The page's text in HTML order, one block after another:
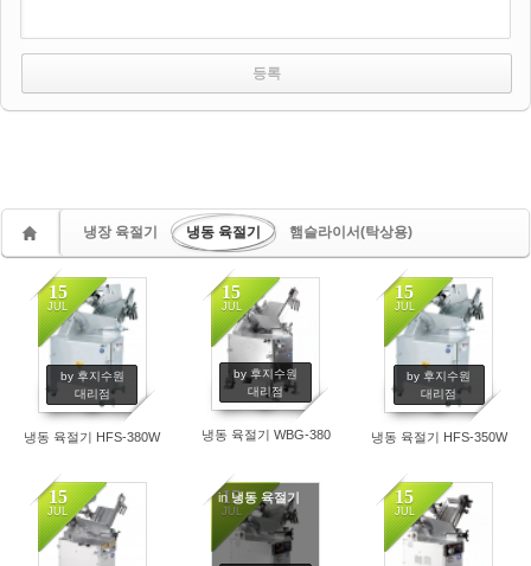
냉장 육절기 냉동 육절기 햄슬라이서(탁상용)
15
JUL
by 후지수원
대리점
냉동 육절기 HFS-380W
15
JUL
by 후지수원
대리점
냉동 육절기 WBG-380
15
JUL
by 후지수원
대리점
냉동 육절기 HFS-350W
15
JUL
15
JUL
in냉동 육절기 15
JUL